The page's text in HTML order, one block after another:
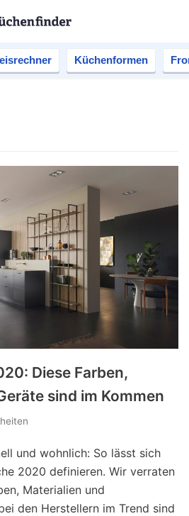
Küchenformen
Diese Farben,
sind im Kommen
und wohnlich: So lässt sich
2020 definieren. Wir verraten
Materialien und
den Herstellern im Trend sind